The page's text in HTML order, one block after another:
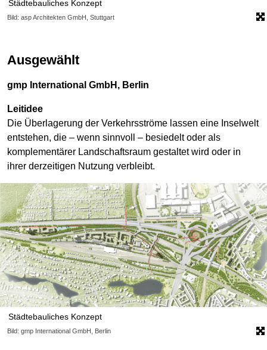
Städtebauliches Konzept
Bild: asp Architekten GmbH, Stuttgart
Ausgewählt
gmp International GmbH, Berlin
Leitidee
Die Überlagerung der Verkehrsströme lassen eine Inselwelt
entstehen, die – wenn sinnvoll – besiedelt oder als
komplementärer Landschaftsraum gestaltet wird oder in
ihrer derzeitigen Nutzung verbleibt.
Städtebauliches Konzept
Bild: gmp International GmbH, Berlin